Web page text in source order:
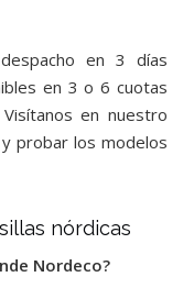
en 3 días
en 3 o 6 cuotas
en nuestro
probar los modelos
nórdicas
Nordeco?